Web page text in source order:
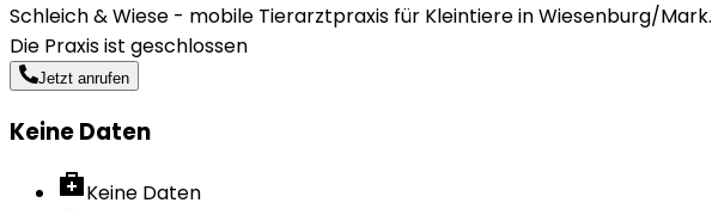
Schleich & Wiese - mobile Tierarztpraxis für Kleintiere in Wiesenburg/Mark.
Die Praxis ist geschlossen
Jetzt anrufen
Keine Daten
Keine Daten